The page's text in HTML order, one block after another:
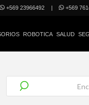
+569 23966492 | +569
ROBOTICA SALUD